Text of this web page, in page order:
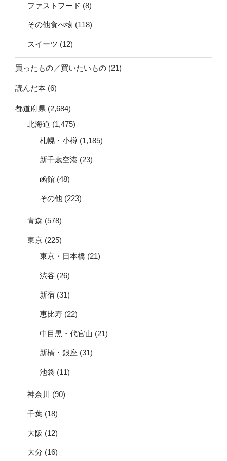
ファストフード (8)
その他食べ物 (118)
スイーツ (12)
買ったもの／買いたいもの (21)
読んだ本 (6)
都道府県 (2,684)
北海道 (1,475)
札幌・小樽 (1,185)
新千歳空港 (23)
函館 (48)
その他 (223)
青森 (578)
東京 (225)
東京・日本橋 (21)
渋谷 (26)
新宿 (31)
恵比寿 (22)
中目黒・代官山 (21)
新橋・銀座 (31)
池袋 (11)
神奈川 (90)
千葉 (18)
大阪 (12)
大分 (16)